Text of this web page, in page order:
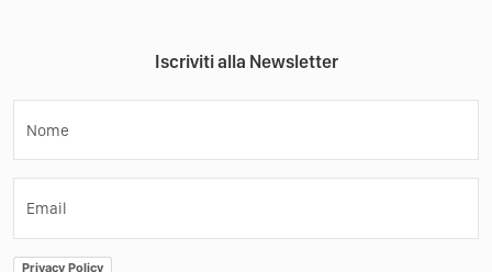
Mobile App
Come Funziona
Turismo nei borghi